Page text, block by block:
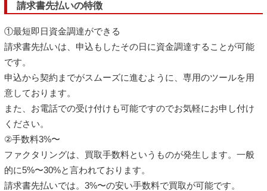
請求書先払いの特徴
①最短即日資金調達ができる
請求書先払いは、申込もしたその日に資金調達することが可能
です。
申込から契約までがスムーズに進むように、専用のツールを用
意しております。
また、お電話での受け付けも可能ですのでお気軽にお申し付け
ください。
②手数料3%〜
ファクタリングは、買取手数料というものが発生します。一般
的に5%〜30%と言われております。
請求書先払いでは。3%〜の安い手数料で買取が可能です。